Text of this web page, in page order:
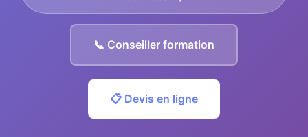
📞 Conseiller formation
📋 Devis en ligne